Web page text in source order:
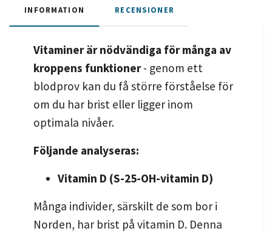
INFORMATION RECENSIONER
Vitaminer är nödvändiga för många av
kroppens funktioner- genom ett
blodprov kan du få större förståelse för
om du har brist eller ligger inom
optimala nivåer.
Följande analyseras:
Vitamin D (S-25-OH-vitamin D)
Många individer, särskilt de som bor i
Norden, har brist på vitamin D. Denna